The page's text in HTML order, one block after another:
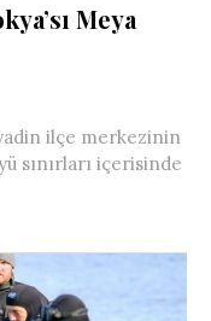
Meya
ilçe merkezinin
sınırları içerisinde